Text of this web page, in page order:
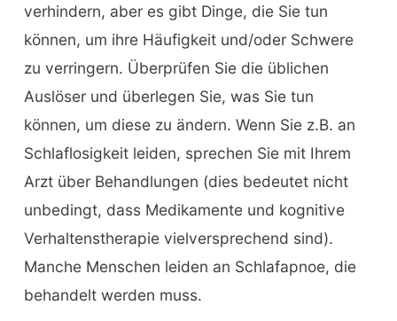
verhindern, aber es gibt Dinge, die Sie tun
können, um ihre Häufigkeit und/oder Schwere
zu verringern. Überprüfen Sie die üblichen
Auslöser und überlegen Sie, was Sie tun
können, um diese zu ändern. Wenn Sie z.B. an
Schlaflosigkeit leiden, sprechen Sie mit Ihrem
Arzt über Behandlungen (dies bedeutet nicht
unbedingt, dass Medikamente und kognitive
Verhaltenstherapie vielversprechend sind).
Manche Menschen leiden an Schlafapnoe, die
behandelt werden muss.